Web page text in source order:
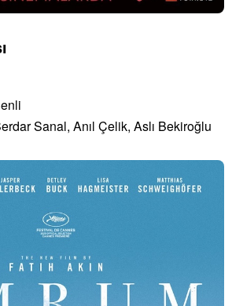
Sanal, Anıl Çelik, Aslı Bekiroğlu